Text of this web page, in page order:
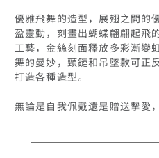
優雅飛舞的造型，展翅之間的
盈靈動，刻畫出蝴蝶翩翩起飛
工藝，金絲刻面釋放多彩漸變
舞的曼妙，頸鏈和吊墜款可正
打造各種造型。
無論是自我佩戴還是贈送摯愛